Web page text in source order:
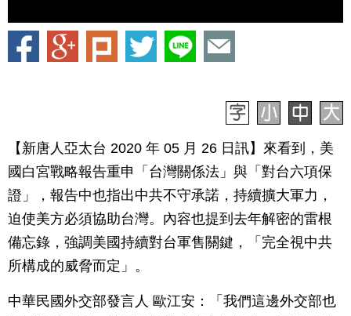
【新唐人亞太台 2020 年 05 月 26 日訊】來看到，美
國白宮戰略報告重申「台灣關係法」與「對台六項保
證」，報告中也指出中共不守承諾，持續擴大軍力，
迫使美方必須協助台灣。內容也提到去年解密的雷根
備忘錄，強調美國持續對台軍售關鍵，「完全視中共
所構成的威脅而定」。
中華民國外交部發言人 歐江安：「我們這邊外交部也